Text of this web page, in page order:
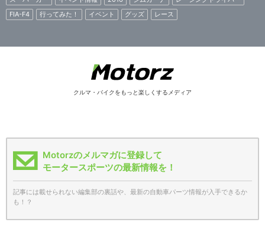
FIA-F4
行ってみた！ イベント グッズ レース
クルマ・バイクをもっと楽しくするメディア
Motorzのメルマガに登録して
モータースポーツの最新情報を！
記事には載せられない編集部の裏話や、最新の自動車パーツ情報が入手できるか
も！？